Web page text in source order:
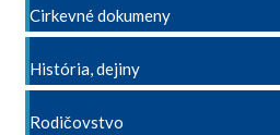
Cirkevné dokumeny
História, dejiny
Rodičovstvo